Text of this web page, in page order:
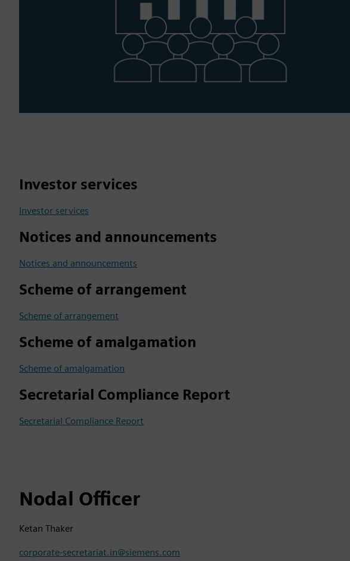
Investor services
Investor services
Notices and announcements
Notices and announcements
Scheme of arrangement
Scheme of arrangement
Scheme of amalgamation
Scheme of amalgamation
Secretarial Compliance Report
Secretarial Compliance Report
Nodal Officer
Ketan Thaker
corporate-secretariat.in@siemens.com